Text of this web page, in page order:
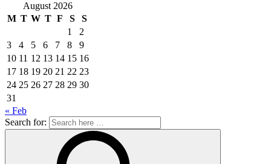
August 2026
M T W T F S
S
1
2
3
4 5 6 7 8
9
10 11 12 13 14 15 16
17 18 19 20 21 22 23
24 25 26 27 28 29 30
31
« Feb
Search for: